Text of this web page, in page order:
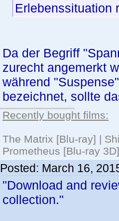
Erlebenssituation
Da der Begriff
zurecht angemerkt
während
bezeichnet, sollte
Recently bought films:
The Matrix [Blu-ray] |
Prometheus [Blu-ray
Posted: March 16,
"Download and
collection."